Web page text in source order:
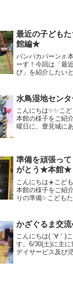
最近の子ども
館編★
パンパカパーン♬
ーす！今回は「最
び」を紹介したい
こが好きな子ども
たり、追いかけ...
水鳥湿地セン
こんにちは✨✨こ
本館の様子をご紹
曜日に、豊見城に
ら行くことができ
準備を頑張っ
がとう★本館★
こんにちは☀️こど
本館の様子をご紹
りの準備✨こども
しかったです✨お
とができました...
かざぐるま交
こんにちは( ´∀｀)
す。6/30(土)に主
デイサービス及び